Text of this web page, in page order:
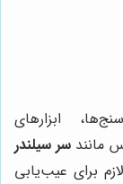
ابزارهای
مانند سر سیلندر
برای عیب‌یابی